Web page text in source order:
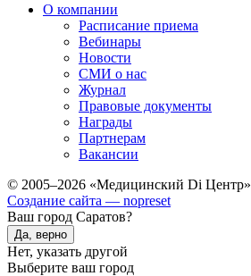
О компании
Расписание приема
Вебинары
Новости
СМИ о нас
Журнал
Правовые документы
Награды
Партнерам
Вакансии
© 2005–2026 «Медицинский Di Центр»
Создание сайта — nopreset
Ваш город Саратов?
Да, верно
Нет, указать другой
Выберите ваш город